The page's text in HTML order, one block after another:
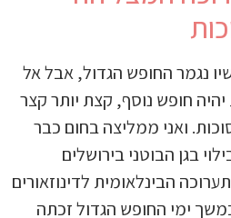
נגמר החופש הגדול, אבל אל
חופש נוסף, קצת יותר קצר
ואני ממליצה בחום כבר
בגן הבוטני בירושלים
הבינלאומית לדינוזאורים
ימי החופש הגדול זכתה